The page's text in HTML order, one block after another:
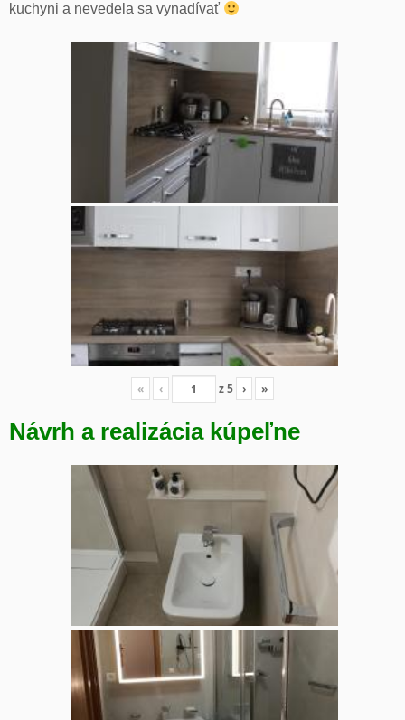
kuchyni a nevedela sa vynadívať
« ‹ z5 › »
Návrh a realizácia kúpeľne